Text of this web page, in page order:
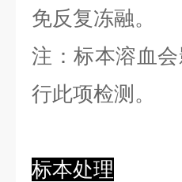
免反复冻融。
注：标本溶血
行此项检测。
标本处理